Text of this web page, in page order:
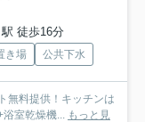
徒歩16分
き場 公共下水
無料提供！キッチンは
浴室乾燥機... もっと見